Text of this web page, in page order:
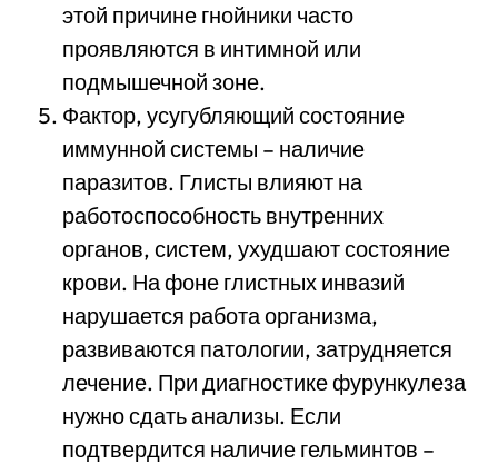
этой причине гнойники часто
проявляются в интимной или
подмышечной зоне.
Фактор, усугубляющий состояние
иммунной системы – наличие
паразитов. Глисты влияют на
работоспособность внутренних
органов, систем, ухудшают состояние
крови. На фоне глистных инвазий
нарушается работа организма,
развиваются патологии, затрудняется
лечение. При диагностике фурункулеза
нужно сдать анализы. Если
подтвердится наличие гельминтов –